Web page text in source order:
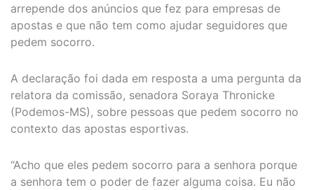
arrepende dos anúncios que fez para empresas de
apostas e que não tem como ajudar seguidores que
pedem socorro.
A declaração foi dada em resposta a uma pergunta da
relatora da comissão, senadora Soraya Thronicke
(Podemos-MS), sobre pessoas que pedem socorro no
contexto das apostas esportivas.
“Acho que eles pedem socorro para a senhora porque
a senhora tem o poder de fazer alguma coisa. Eu não